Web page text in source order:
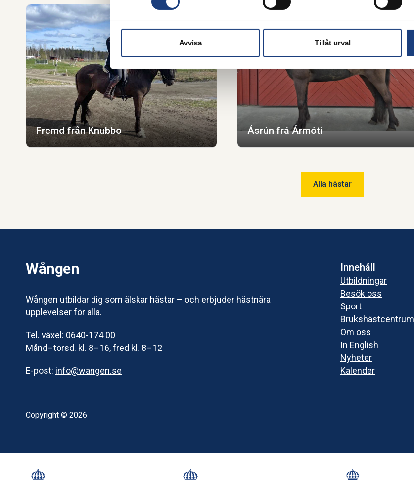
Avvisa Tillåt urval
Fremd från Knubbo Ásrún frá Ármóti
Alla hästar
Wången
Wången utbildar dig som älskar hästar – och erbjuder hästnära
upplevelser för alla.
Tel. växel: 0640-174 00
Månd–torsd. kl. 8–16, fred kl. 8–12
E-post: info@wangen.se
Innehåll
Utbildningar
Besök oss
Sport
Brukshästcentrum
Om oss
In English
Nyheter
Kalender
Copyright © 2026